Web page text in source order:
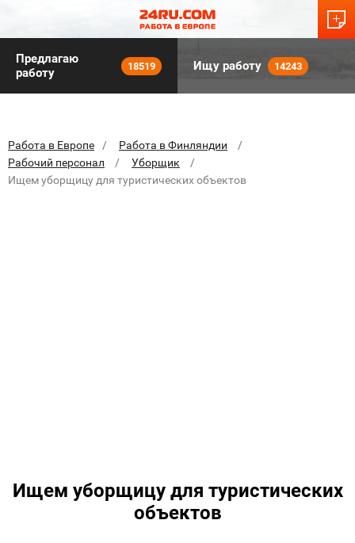
Предлагаю
работу
18519 Ищу работу 14243
Работа в Европе
Работа в Финляндии
Рабочий персонал
Уборщик
Ищем уборщицу для туристических объектов
Ищем уборщицу для туристических
объектов